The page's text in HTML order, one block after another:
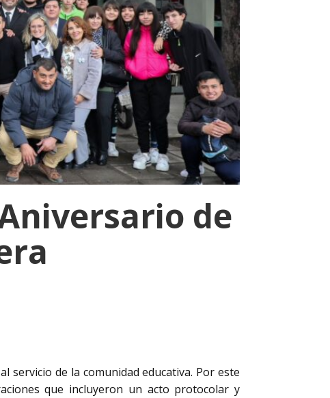
de
servicio de la comunidad educativa. Por este
que incluyeron un acto protocolar y